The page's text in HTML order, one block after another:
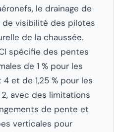
le drainage de
de visibilité des pilotes
de la chaussée.
spécifie des pentes
de 1 % pour les
et de 1,25 % pour les
avec des limitations
de pente et
verticales pour